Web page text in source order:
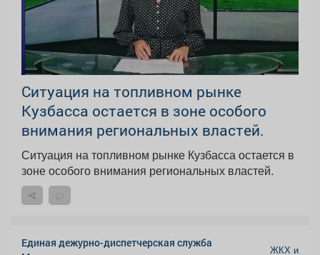
Ситуация на топливном рынке
Кузбасса остается в зоне особого
внимания региональных властей.
Ситуация на топливном рынке Кузбасса остается в
зоне особого внимания региональных властей.
Единая дежурно-диспетчерская служба
ЖКХ и